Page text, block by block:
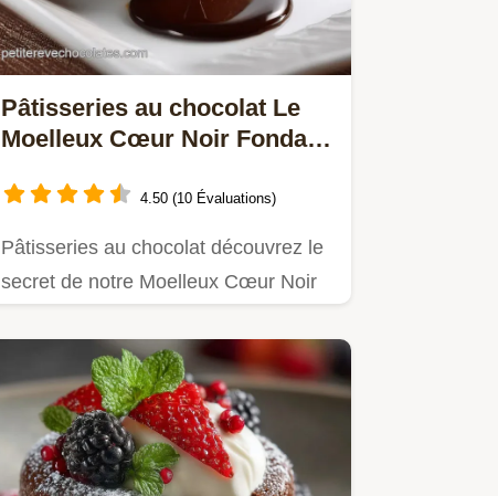
Pâtisseries au chocolat Le
Moelleux Cœur Noir Fondant
4.50 (10 Évaluations)
Pâtisseries au chocolat découvrez le
secret de notre Moelleux Cœur Noir